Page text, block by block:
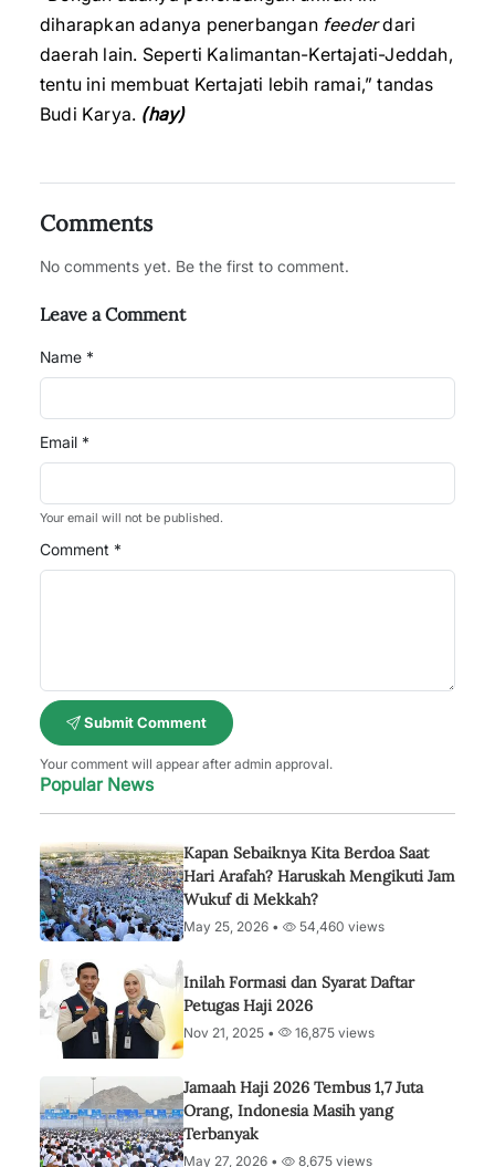
diharapkan adanya penerbangan feederdari
daerah lain. Seperti Kalimantan-Kertajati-Jeddah,
tentu ini membuat Kertajati lebih ramai,” tandas
Budi Karya. (hay)
Comments
No comments yet. Be the first to comment.
Leave a Comment
Name *
Email *
Your email will not be published.
Comment *
Submit Comment
Your comment will appear after admin approval.
Popular News
Kapan Sebaiknya Kita Berdoa Saat
Hari Arafah? Haruskah Mengikuti Jam
Wukuf di Mekkah?
May 25, 2026 • 54,460 views
Inilah Formasi dan Syarat Daftar
Petugas Haji 2026
Nov 21, 2025 • 16,875 views
Jamaah Haji 2026 Tembus 1,7 Juta
Orang, Indonesia Masih yang
Terbanyak
May 27, 2026 • 8,675 views